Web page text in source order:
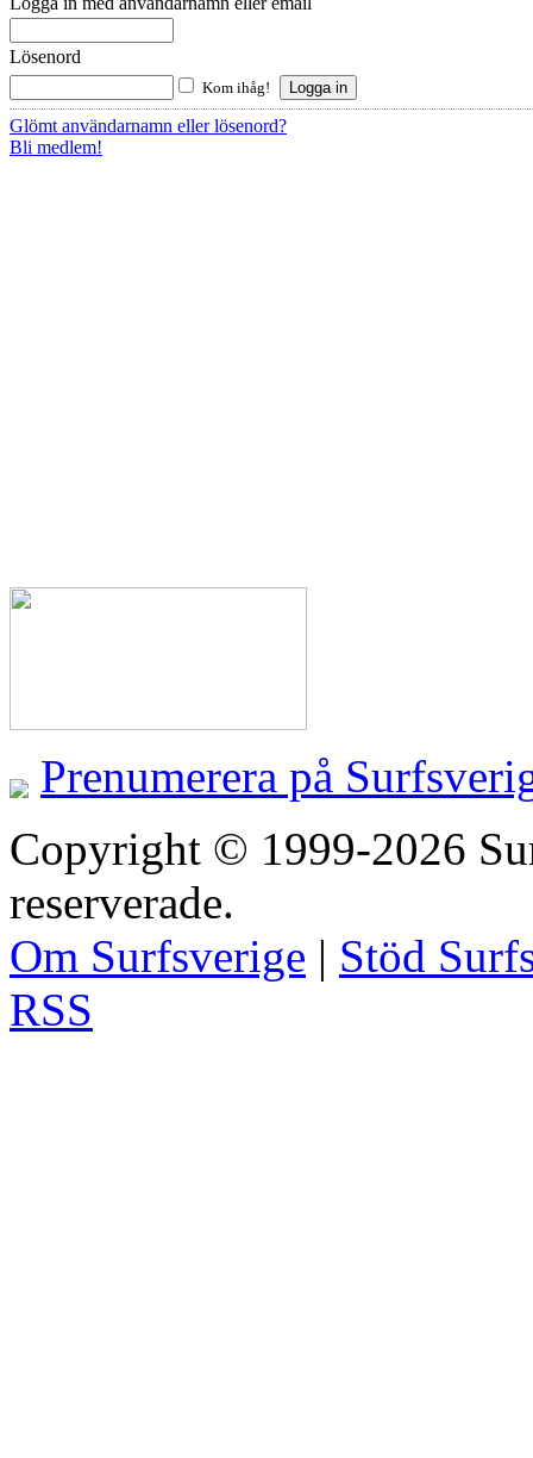
Lösenord
Kom ihåg!
Glömt användarnamn eller lösenord?
Bli medlem!
Prenumerera på
Copyright © 1999-2026
reserverade.
Om Surfsverige | Stöd
RSS